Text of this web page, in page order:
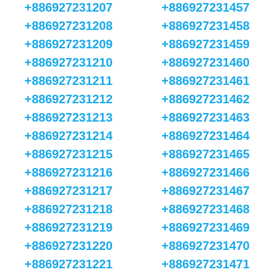
+886927231207
+886927231208
+886927231209
+886927231210
+886927231211
+886927231212
+886927231213
+886927231214
+886927231215
+886927231216
+886927231217
+886927231218
+886927231219
+886927231220
+886927231221
+886927231457
+886927231458
+886927231459
+886927231460
+886927231461
+886927231462
+886927231463
+886927231464
+886927231465
+886927231466
+886927231467
+886927231468
+886927231469
+886927231470
+886927231471